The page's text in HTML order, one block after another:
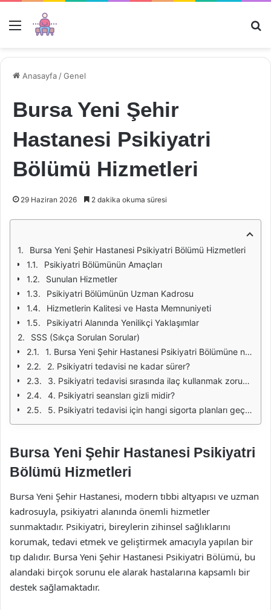
Menü
Anasayfa /Genel
Bursa Yeni Şehir
Hastanesi Psikiyatri
Bölümü Hizmetleri
29 Haziran 2026 2 dakika okuma süresi
Bursa Yeni Şehir Hastanesi Psikiyatri Bölümü Hizmetleri
Psikiyatri Bölümünün Amaçları
Sunulan Hizmetler
Psikiyatri Bölümünün Uzman Kadrosu
Hizmetlerin Kalitesi ve Hasta Memnuniyeti
Psikiyatri Alanında Yenilikçi Yaklaşımlar
SSS (Sıkça Sorulan Sorular)
1. Bursa Yeni Şehir Hastanesi Psikiyatri Bölümüne nasıl randevu alabilirim?
2. Psikiyatri tedavisi ne kadar sürer?
3. Psikiyatri tedavisi sırasında ilaç kullanmak zorunlu mu?
4. Psikiyatri seansları gizli midir?
5. Psikiyatri tedavisi için hangi sigorta planları geçerlidir?
Bursa Yeni Şehir Hastanesi Psikiyatri
Bölümü Hizmetleri
Bursa Yeni Şehir Hastanesi, modern tıbbi altyapısı ve uzman
kadrosuyla, psikiyatri alanında önemli hizmetler
sunmaktadır. Psikiyatri, bireylerin zihinsel sağlıklarını
korumak, tedavi etmek ve geliştirmek amacıyla yapılan bir
tıp dalıdır. Bursa Yeni Şehir Hastanesi Psikiyatri Bölümü, bu
alandaki birçok sorunu ele alarak hastalarına kapsamlı bir
destek sağlamaktadır.